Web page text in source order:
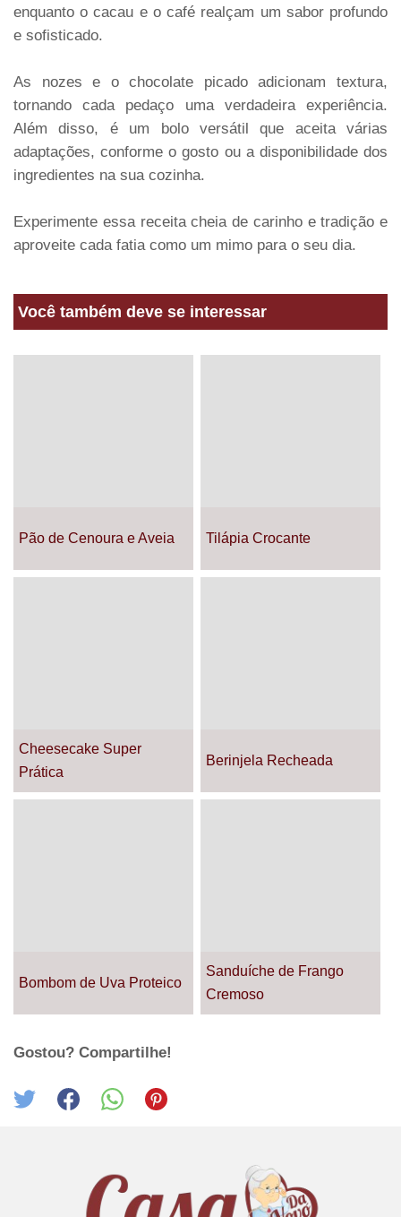
enquanto o cacau e o café realçam um sabor profundo
e sofisticado.
As nozes e o chocolate picado adicionam textura,
tornando cada pedaço uma verdadeira experiência.
Além disso, é um bolo versátil que aceita várias
adaptações, conforme o gosto ou a disponibilidade dos
ingredientes na sua cozinha.
Experimente essa receita cheia de carinho e tradição e
aproveite cada fatia como um mimo para o seu dia.
Você também deve se interessar
Pão de Cenoura e Aveia Tilápia Crocante
Cheesecake Super
Prática
Berinjela Recheada
Bombom de Uva Proteico
Sanduíche de Frango
Cremoso
Gostou? Compartilhe!